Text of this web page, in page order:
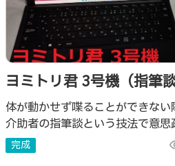
ヨミトリ君 3号機（指筆
体が動かせず喋ることができな
介助者の指筆談という技法で意
談は第三者が間に入る支援のため
うデバイスで指筆談が行えるよう
完成